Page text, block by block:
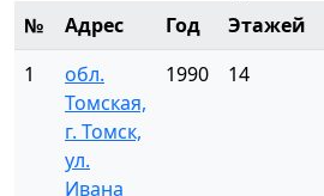
№ Адрес Год Этажей
1
обл.
Томская,
г. Томск,
ул.
Ивана
1990 14